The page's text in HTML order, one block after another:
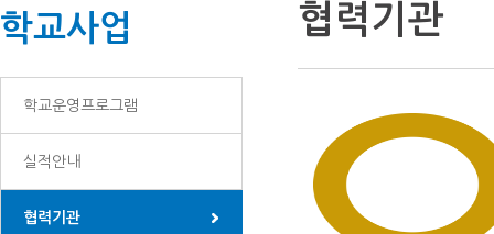
학교사업
학교운영프로그램
실적안내
협력기관
협력기관